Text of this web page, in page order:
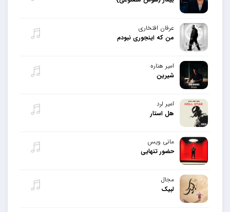
عرفان افتخاری
من که اینجوری نبودم
امیر هناره
شیرین
امیر لرد
هل استار
مانی ویس
حضور تنهایی
مجال
لبیک